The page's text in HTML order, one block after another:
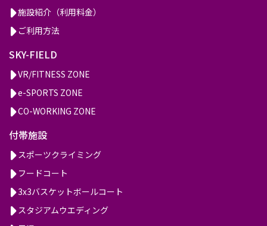
施設紹介（利用料金）
ご利用方法
SKY-FIELD
VR/FITNESS ZONE
e-SPORTS ZONE
CO-WORKING ZONE
付帯施設
スポーツクライミング
フードコート
3x3バスケットボールコート
スタジアムウエディング